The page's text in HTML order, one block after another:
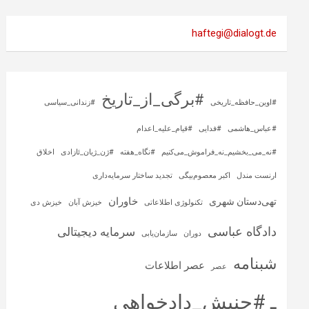
haftegi@dialogt.de
#اوین_حافظه_تاریخی #برگی_از_تاریخ #زندانی_سیاسی
#عباس_هاشمی #فدایی #قیام_علیه_اعدام
#نه_می_بخشیم_نه_فراموش_می‌کنیم #نگاه_هفته #ژن_ژیان_ئازادی اخلاق
ارنست مندل اکبر معصوم‌بیگی تجدید ساختار سرمایه‌داری
تهی‌دستان شهری تکنولوژی اطلاعاتی خاوران خیزش آبان خیزش دی
دادگاه عباسی دوران سازمان‌یابی سرمایه‌ دیجیتالی
شبنامه عصر عصر اطلاعات
ـ #جنبش_دادخواهی